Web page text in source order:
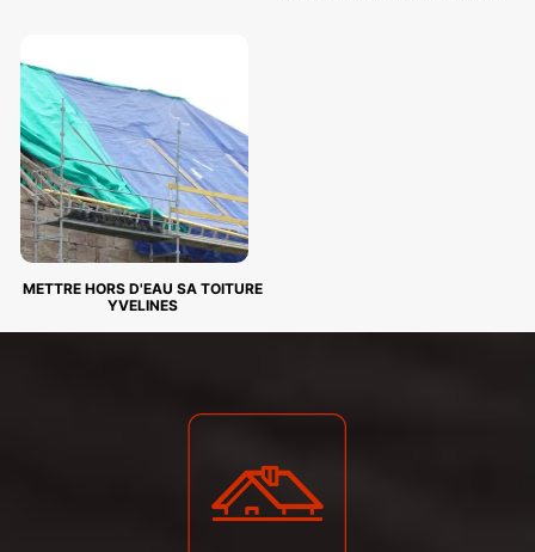
METTRE HORS D'EAU SA TOITURE
YVELINES